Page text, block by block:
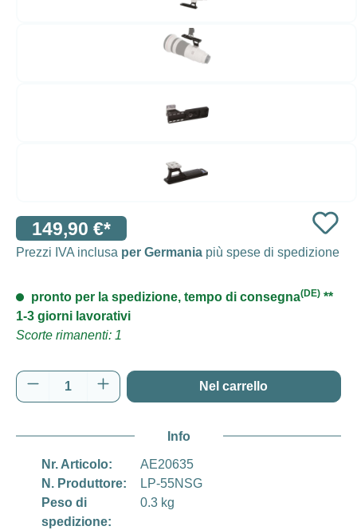
149,90 €*
Prezzi IVA inclusa per Germania più spese di spedizione
pronto per la spedizione, tempo di consegna(DE) **
1-3 giorni lavorativi
Scorte rimanenti: 1
Quantità del prodotto: inserisci la quantità
Nel carrello
Info
Nr. Articolo:
AE20635
N. Produttore:
LP-55NSG
Peso di
spedizione:
0.3 kg